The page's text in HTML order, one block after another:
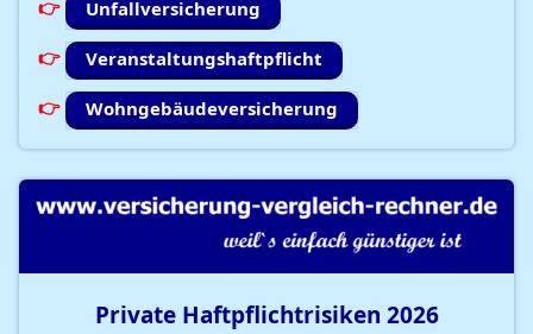
Unfallversicherung
Veranstaltungshaftpflicht
Wohngebäudeversicherung
Private Haftpflichtrisiken 2026